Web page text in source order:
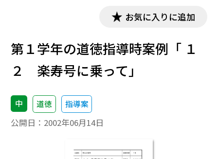
お気に入りに追加
第１学年の道徳指導時案例「 １
２ 楽寿号に乗って」
中 道徳 指導案
公開日： 2002年06月14日